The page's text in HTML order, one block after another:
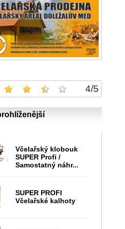
4/5
Včelařský klobouk
SUPER Profi /
Samostatný náhr...
SUPER PROFI
Včelařské kalhoty